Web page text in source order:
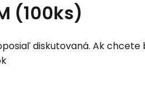
(100ks)
diskutovaná. Ak chcete